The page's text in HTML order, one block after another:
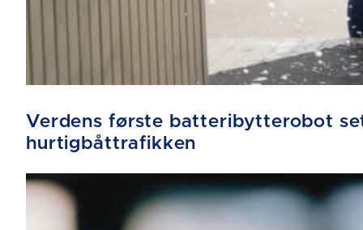
Verdens første batteribytterobot
hurtigbåttrafikken